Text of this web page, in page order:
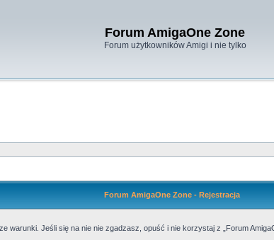
Forum AmigaOne Zone
Forum użytkowników Amigi i nie tylko
Forum AmigaOne Zone - Rejestracja
warunki. Jeśli się na nie nie zgadzasz, opuść i nie korzystaj z „Forum